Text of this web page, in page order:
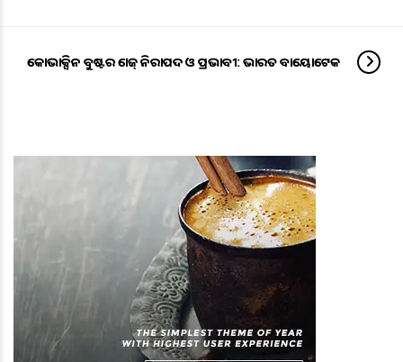
କୋଭାକ୍ସିନ ବୁଷ୍ଟର ଡୋଜ୍ ନିରାପଦ ଓ ପ୍ରଭାବୀ: ଭାରତ ବାୟୋଟେକ